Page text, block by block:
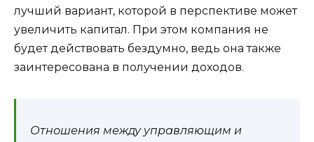
лучший вариант, которой в перспективе может
увеличить капитал. При этом компания не
будет действовать бездумно, ведь она также
заинтересована в получении доходов.
Отношения между управляющим и